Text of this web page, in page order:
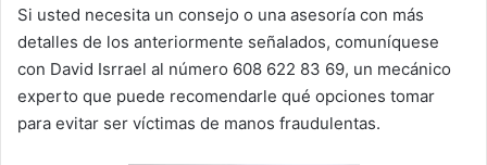
Si usted necesita un consejo o una asesoría con más
detalles de los anteriormente señalados, comuníquese
con David Isrrael al número 608 622 83 69, un mecánico
experto que puede recomendarle qué opciones tomar
para evitar ser víctimas de manos fraudulentas.